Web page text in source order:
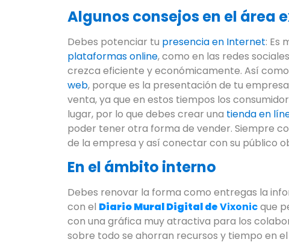
Algunos consejos en el área
Debes potenciar tu presencia en Internet: Es
plataformas online, como en las redes
crezca eficiente y económicamente. Así
web, porque es la presentación de tu
venta, ya que en estos tiempos los
lugar, por lo que debes crear una tienda en
poder tener otra forma de vender. Siempre
de la empresa y así conectar con su público
En el ámbito interno
Debes renovar la forma como entregas la
con el Diario Mural Digital deVixonicque
con una gráfica muy atractiva para los
sobre todo se ahorran recursos y tiempo en